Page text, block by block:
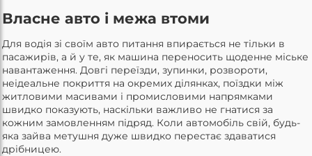
Власне авто і межа втоми
Для водія зі своїм авто питання впирається не тільки в
пасажирів, а й у те, як машина переносить щоденне міське
навантаження. Довгі переїзди, зупинки, розвороти,
неідеальне покриття на окремих ділянках, поїздки між
житловими масивами і промисловими напрямками
швидко показують, наскільки важливо не гнатися за
кожним замовленням підряд. Коли автомобіль свій, будь-
яка зайва метушня дуже швидко перестає здаватися
дрібницею.